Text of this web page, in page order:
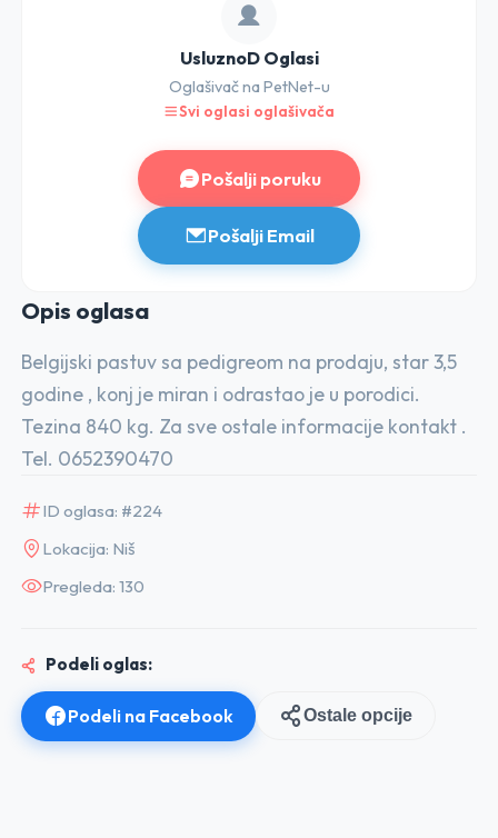
UsluznoD Oglasi
Oglašivač na PetNet-u
Svi oglasi oglašivača
Pošalji poruku
Pošalji Email
Opis oglasa
Belgijski pastuv sa pedigreom na prodaju, star 3,5
godine , konj je miran i odrastao je u porodici.
Tezina 840 kg. Za sve ostale informacije kontakt .
Tel. 0652390470
ID oglasa: #224
Lokacija: Niš
Pregleda: 130
Podeli oglas:
Podeli na Facebook Ostale opcije